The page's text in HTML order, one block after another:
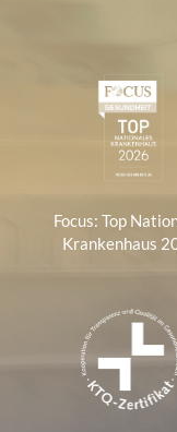
Zertifikate
Focus: Top
Krankenhaus